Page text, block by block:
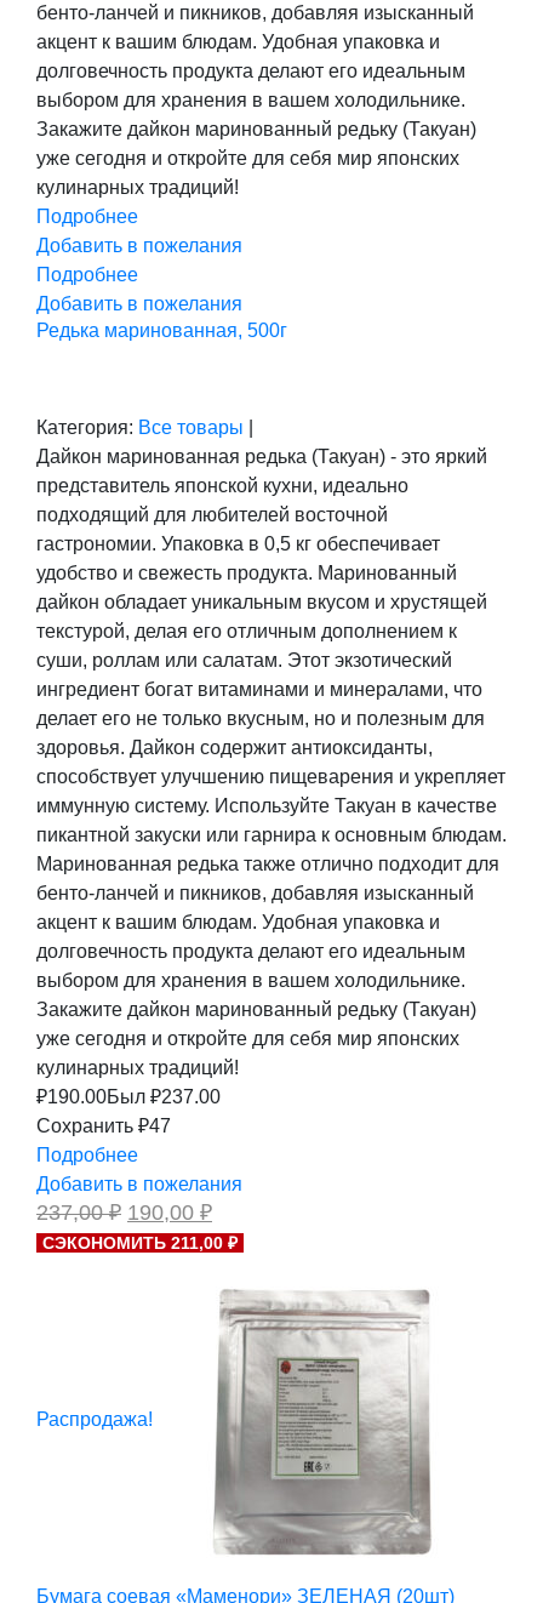
бенто-ланчей и пикников, добавляя изысканный
акцент к вашим блюдам. Удобная упаковка и
долговечность продукта делают его идеальным
выбором для хранения в вашем холодильнике.
Закажите дайкон маринованный редьку (Такуан)
уже сегодня и откройте для себя мир японских
кулинарных традиций!
Подробнее
Добавить в пожелания
Подробнее
Добавить в пожелания
Редька маринованная, 500г
Категория: Все товары
Дайкон маринованная редька (Такуан) - это яркий
представитель японской кухни, идеально
подходящий для любителей восточной
гастрономии. Упаковка в 0,5 кг обеспечивает
удобство и свежесть продукта. Маринованный
дайкон обладает уникальным вкусом и хрустящей
текстурой, делая его отличным дополнением к
суши, роллам или салатам. Этот экзотический
ингредиент богат витаминами и минералами, что
делает его не только вкусным, но и полезным для
здоровья. Дайкон содержит антиоксиданты,
способствует улучшению пищеварения и укрепляет
иммунную систему. Используйте Такуан в качестве
пикантной закуски или гарнира к основным блюдам.
Маринованная редька также отлично подходит для
бенто-ланчей и пикников, добавляя изысканный
акцент к вашим блюдам. Удобная упаковка и
долговечность продукта делают его идеальным
выбором для хранения в вашем холодильнике.
Закажите дайкон маринованный редьку (Такуан)
уже сегодня и откройте для себя мир японских
кулинарных традиций!
₽190.00Был ₽237.00
Сохранить ₽47
Подробнее
Добавить в пожелания
237,00₽ Первоначальная
цена
составляла
190,00 ₽Текущая
цена:
190,00 ₽.
СЭКОНОМИТЬ 211,00 ₽
Распродажа!
Бумага соевая «Маменори» ЗЕЛЕНАЯ (20шт)